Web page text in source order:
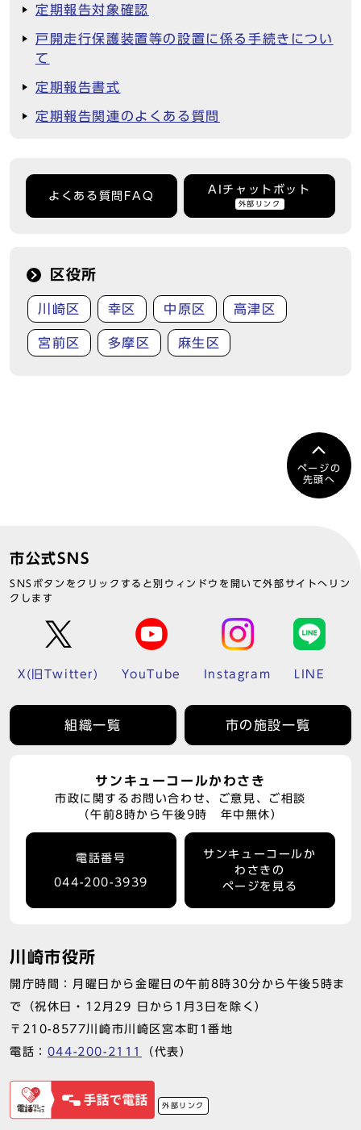
定期報告対象確認
戸開走行保護装置等の設置に係る手続きについ
て
定期報告書式
定期報告関連のよくある質問
よくある質問FAQ
AIチャットボット
外部リンク
区役所
川崎区 幸区 中原区 高津区
宮前区 多摩区 麻生区
ページの
先頭へ
市公式SNS
SNSボタンをクリックすると別ウィンドウを開いて外部サイトへリン
クします
X(旧Twitter) YouTube Instagram LINE
組織一覧 市の施設一覧
サンキューコールかわさき
市政に関するお問い合わせ、ご意見、ご相談
（午前8時から午後9時 年中無休）
電話番号
044-200-3939
サンキューコールか
わさきの
ページを見る
川崎市役所
開庁時間：月曜日から金曜日の午前8時30分から午後5時ま
で（祝休日・12月29 日から1月3日を除く）
〒210-8577川崎市川崎区宮本町1番地
電話： 044-200-2111 （代表）
外部リンク